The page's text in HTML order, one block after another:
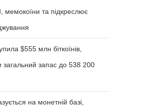
мемокоїни та підкреслює
$555 млн біткоїнів,
загальний запас до 538 200
на монетній базі,